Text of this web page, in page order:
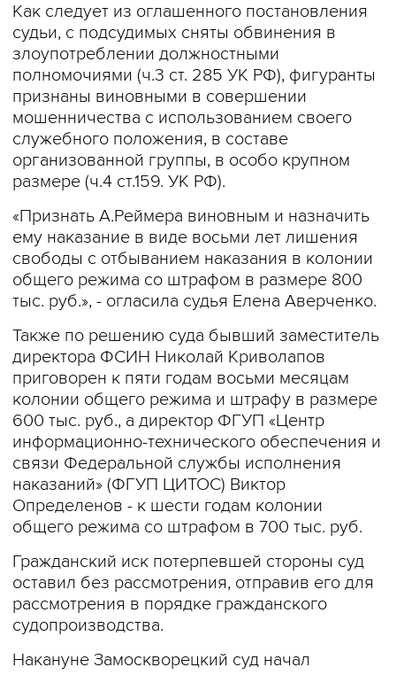
Как следует из оглашенного постановления
судьи, с подсудимых сняты обвинения в
злоупотреблении должностными
полномочиями (ч.3 ст. 285 УК РФ), фигуранты
признаны виновными в совершении
мошенничества с использованием своего
служебного положения, в составе
организованной группы, в особо крупном
размере (ч.4 ст.159. УК РФ).
«Признать А.Реймера виновным и назначить
ему наказание в виде восьми лет лишения
свободы с отбыванием наказания в колонии
общего режима со штрафом в размере 800
тыс. руб.», - огласила судья Елена Аверченко.
Также по решению суда бывший заместитель
директора ФСИН Николай Криволапов
приговорен к пяти годам восьми месяцам
колонии общего режима и штрафу в размере
600 тыс. руб., а директор ФГУП «Центр
информационно-технического обеспечения и
связи Федеральной службы исполнения
наказаний» (ФГУП ЦИТОС) Виктор
Определенов - к шести годам колонии
общего режима со штрафом в 700 тыс. руб.
Гражданский иск потерпевшей стороны суд
оставил без рассмотрения, отправив его для
рассмотрения в порядке гражданского
судопроизводства.
Накануне Замоскворецкий суд начал